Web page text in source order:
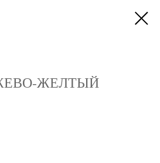
ЖЕЛТЫЙ